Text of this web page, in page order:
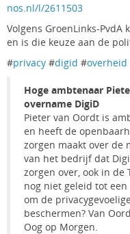
nos.nl/l/2611503
Volgens GroenLinks-
en is die keuze aan de
#privacy #digid #overheid
Hoge ambtenaar
overname DigiD
Pieter van Oordt is
en heeft de
zorgen maakt over de
van het bedrijf dat
zorgen over, ook in de
nog niet geleid tot
om de
beschermen? Van
Oog op Morgen.